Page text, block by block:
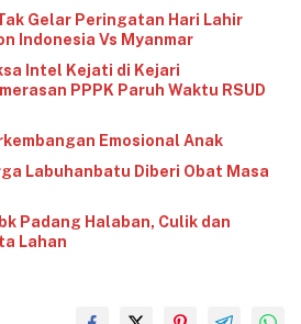
Gelar Peringatan Hari Lahir
Indonesia Vs Myanmar
Intel Kejati di Kejari
PPPK Paruh Waktu RSUD
Emosional Anak
Labuhanbatu Diberi Obat Masa
Padang Halaban, Culik dan
Lahan